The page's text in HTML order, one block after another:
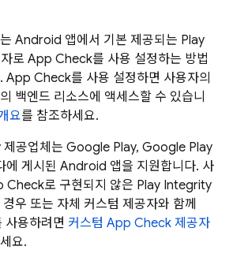
Android 앱에서 기본 제공되는 Play
로 App Check를 사용 설정하는 방법
App Check를 사용 설정하면 사용자의
백엔드 리소스에 액세스할 수 있습니
요를 참조하세요.
공업체는 Google Play, Google Play
에 게시된 Android 앱을 지원합니다. 사
Check로 구현되지 않은 Play Integrity
우 또는 자체 커스텀 제공자와 함께
사용하려면 커스텀 App Check 제공자
요.